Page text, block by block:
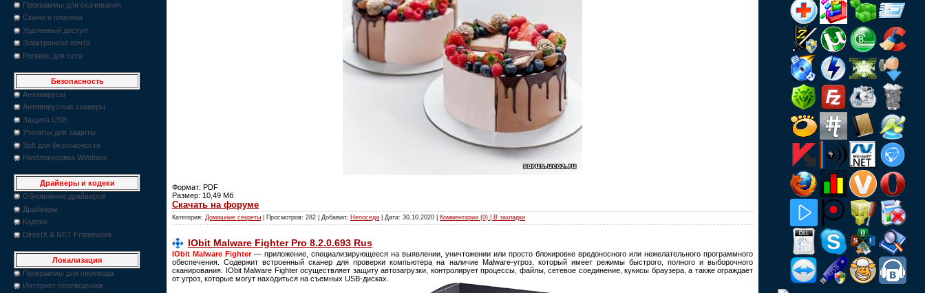
Программы для скачивания
Скины и плагины
Удаленный доступ
Электронная почта
Portable для сети
Безопасность
Антивирусы
Антивирусные сканеры
Защита USB
Утилиты для защиты
Soft для безопасности
Разблокировка Windows
Драйверы и кодеки
Обновление драйверов
Драйверы
Кодеки
DirectX & NET Framework
Локализация
Программы для перевода
Интернет переводчики
Формат: PDF
Размер: 10,49 Мб
Скачать на форуме
Категория: Домашние секреты | Просмотров: 282 | Добавил: Непоседа | Дата: 30.10.2020 Комментарии (0) | В закладки
IObit Malware Fighter Pro 8.2.0.693 Rus
IObit Malware Fighter— приложение, специализирующееся на выявлении, уничтожении или просто блокировке вредоносного или нежелательного программного
обеспечения. Содержит встроенный сканер для проверки компьютера на наличие Malware-угроз, который имеет режимы быстрого, полного и выборочного
сканирования. IObit Malware Fighter осуществляет защиту автозагрузки, контролирует процессы, файлы, сетевое соединение, кукисы браузера, а также ограждает
от угроз, которые могут находиться на съемных USB-дисках.